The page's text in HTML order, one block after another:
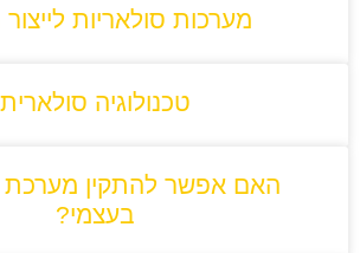
מערכות סולאריות
טכנולוגיה סולארית
האם אפשר להתקין מערכת
בעצמי?